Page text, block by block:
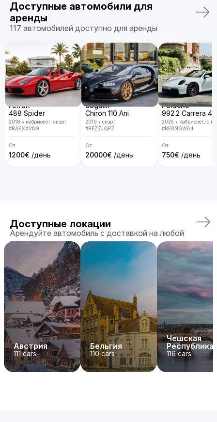
Почему именно Billion Rent?
Billion Rent предлагает аренду автомобилей премиум-
класса по всей Европе. Мы гарантируем надежный
вам и точное соответствие машины вашим ожиданиям.
Бронируйте ваш Aston Martin Rapide уже сегодня!
Доступные автомобили для
аренды
117 автомобилей доступно для аренды
Ferrari
488 Spider
2018 • кабриолет, спорт
#RA6XXVN9
От
1200€ /день
Bugatti
Chiron 110 Ani
2019 • спорт
#REZZJQPZ
От
20000€ /день
Porsche
2025 • кабриолет,
#RE8NGW64
От
750€ /день
Доступные локации
Арендуйте автомобиль с доставкой на любой
адрес
Австрия
111cars
Бельгия
110 cars
Чешская
Республика
116cars